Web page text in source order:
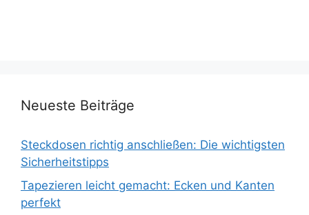
Neueste Beiträge
Steckdosen richtig anschließen: Die wichtigsten
Sicherheitstipps
Tapezieren leicht gemacht: Ecken und Kanten
perfekt